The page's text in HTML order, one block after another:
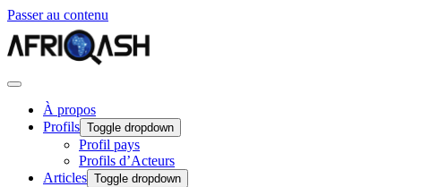
Passer au contenu
À propos
Profils Toggle dropdown
Profil pays
Profils d’Acteurs
Articles Toggle dropdown